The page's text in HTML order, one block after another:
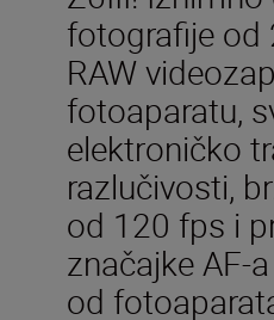
fotografije od
RAW
fotoaparatu,
elektroničko
razlučivosti,
od 120 fps i
značajke AF-
od